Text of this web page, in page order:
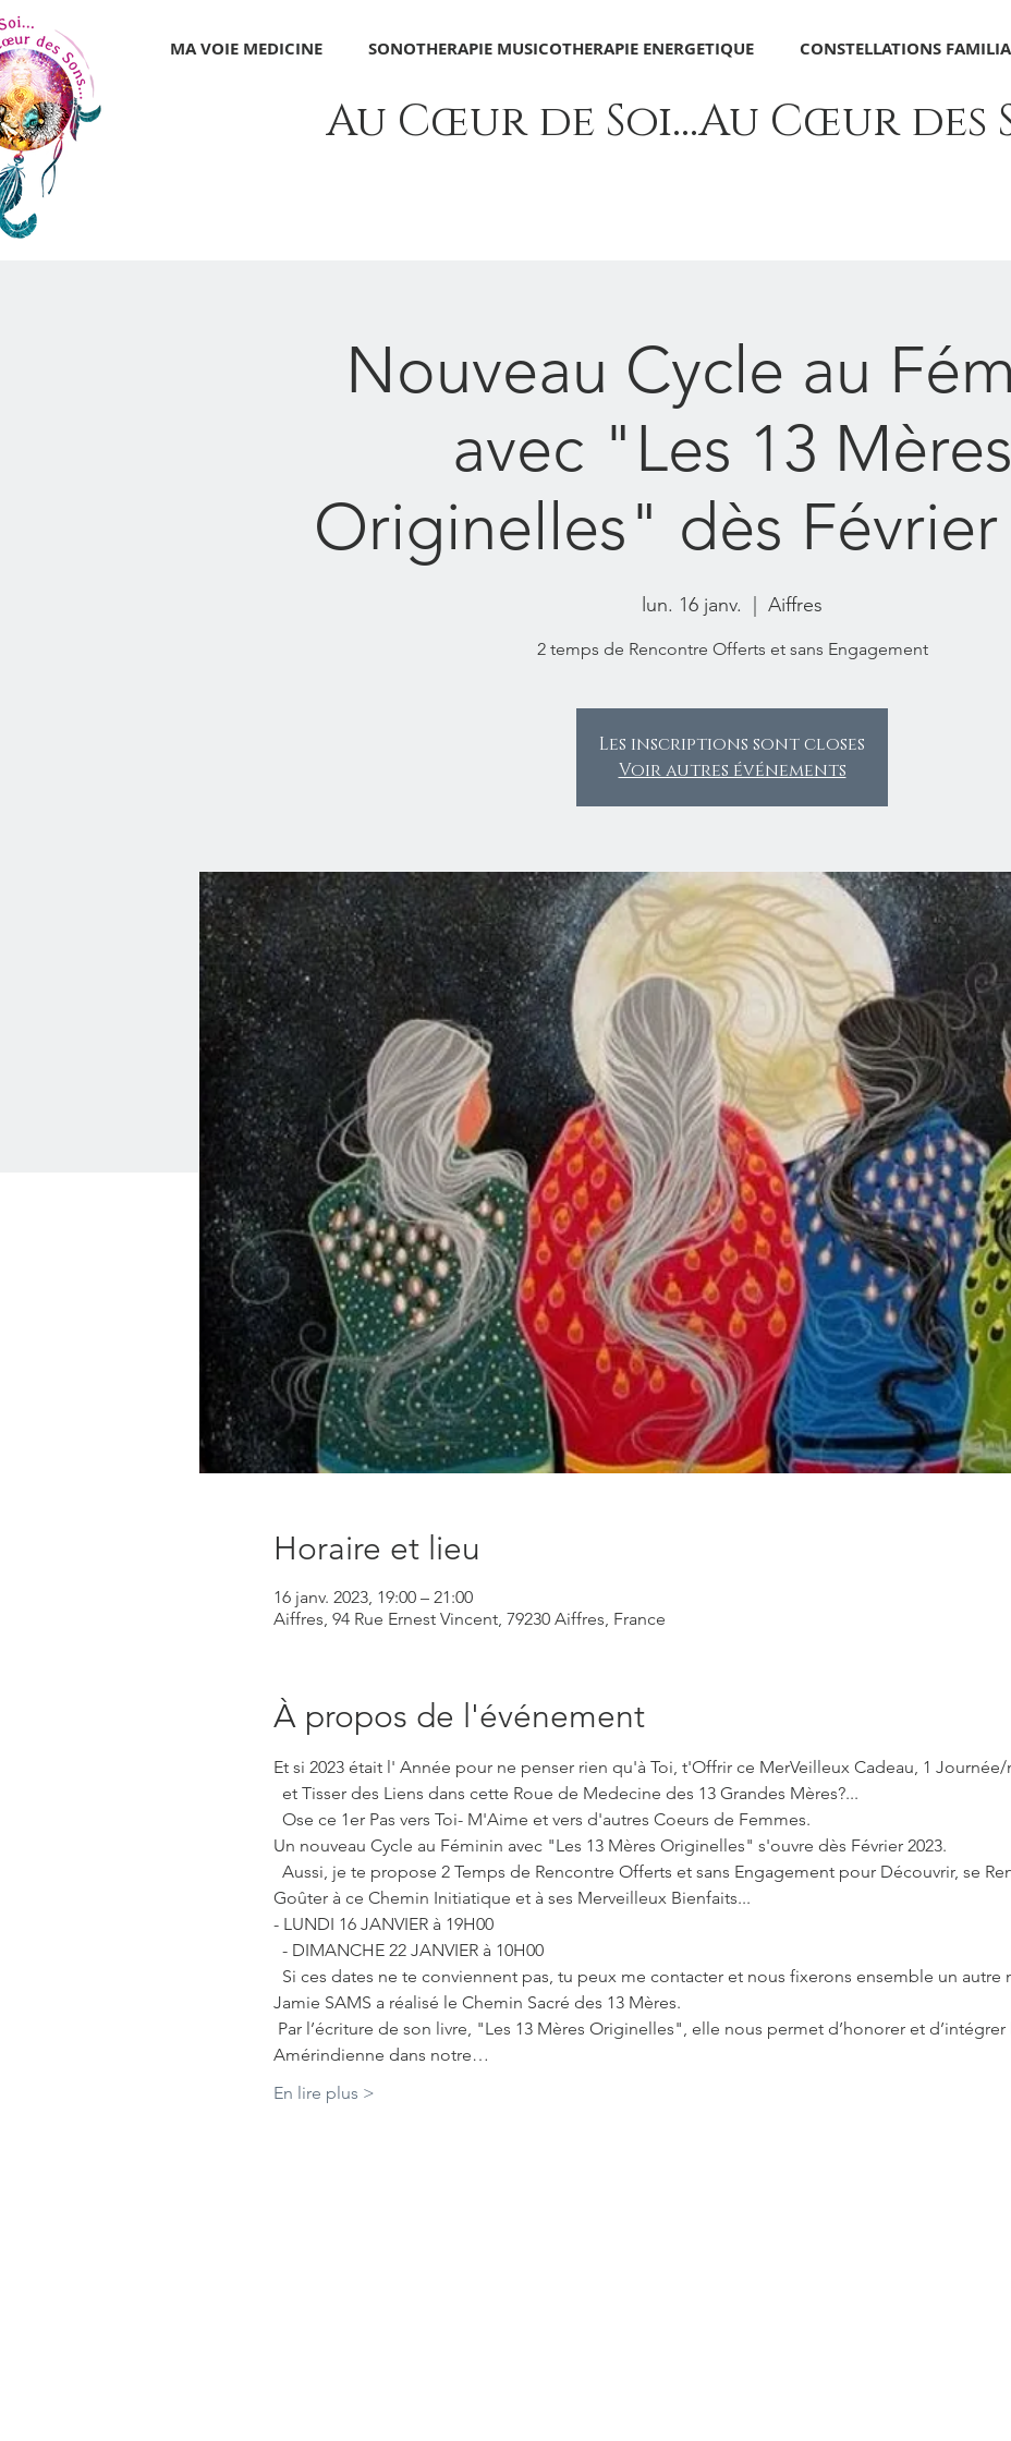
MA VOIE MEDICINE SONOTHERAPIE MUSICOTHERAPIE ENERGETIQUE CONSTELLATIONS
Au Cœur de Soi...Au Cœur des
Nouveau Cycle au
avec "Les 13 Mères
Originelles" dès Février
lun. 16 janv. Aiffres
2 temps de Rencontre Offerts et sans Engagement
Les inscriptions sont closes
Voir autres événements
Horaire et lieu
16 janv. 2023, 19:00 – 21:00
Aiffres, 94 Rue Ernest Vincent, 79230 Aiffres, France
À propos de l'événement
Et si 2023 était l' Année pour ne penser rien qu'à Toi, t'Offrir ce MerVeilleux Cadeau, 1 Journée/
Ose ce 1er Pas vers Toi- M'Aime et vers d'autres Coeurs de Femmes.
Un nouveau Cycle au Féminin avec "Les 13 Mères Originelles" s'ouvre dès Février 2023.
Goûter à ce Chemin Initiatique et à ses Merveilleux Bienfaits...
- LUNDI 16 JANVIER à 19H00
Si ces dates ne te conviennent pas, tu peux me contacter et nous fixerons ensemble un autre
Jamie SAMS a réalisé le Chemin Sacré des 13 Mères.
Par l’écriture de son livre, "Les 13 Mères Originelles", elle nous permet d’honorer et d’intégrer
Amérindienne dans notre…
En lire plus >